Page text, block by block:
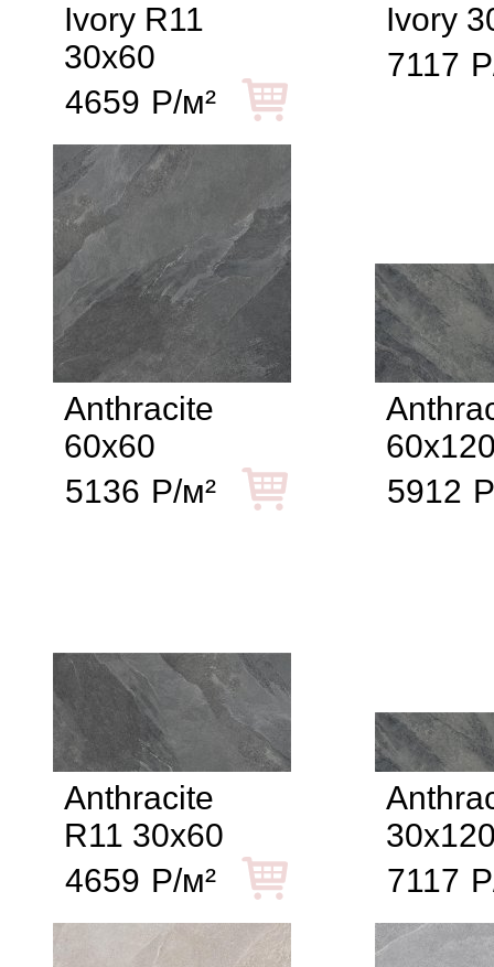
Ivory R11
30x60
4659 Р/м²
Ivory
7117
Anthracite
60x60
5136 Р/м²
5912
Anthracite
R11 30x60
4659 Р/м²
7117